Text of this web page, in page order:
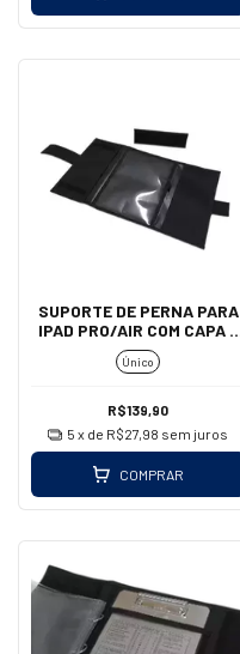
SUPORTE DE PERNA PARA
IPAD PRO/AIR COM CAPA -
AEROAIR
Único
R$139,90
5 x de R$27,98 sem juros
COMPRAR